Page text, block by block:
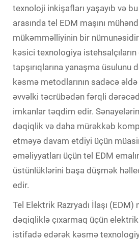
texnoloji inkişafları yaşayıb və
arasında tel EDM maşını
mükəmməlliyinin bir
kəsici texnologiya
tapşırıqlarına yanaşma üsulunu
kəsmə metodlarının sadəcə
əvvəlki təcrübədən fərqli
imkanlar təqdim edir.
dəqiqlik və daha mürəkkəb
etməyə davam etdiyi üçün
əməliyyatları üçün tel EDM
üstünlüklərini başa düşmək
edir.
Tel Elektrik Razryadı İlaşı (EDM)
dəqiqliklə çıxarmaq üçün
istifadə edərək kəsmə